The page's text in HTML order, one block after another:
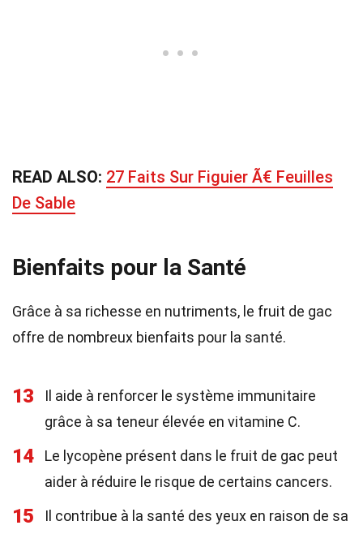
READ ALSO: 27 Faits Sur Figuier Ã€ Feuilles
De Sable
Bienfaits pour la Santé
Grâce à sa richesse en nutriments, le fruit de gac
offre de nombreux bienfaits pour la santé.
13
Il aide à renforcer le système immunitaire
grâce à sa teneur élevée en vitamine C.
14
Le lycopène présent dans le fruit de gac peut
aider à réduire le risque de certains cancers.
15
Il contribue à la santé des yeux en raison de sa